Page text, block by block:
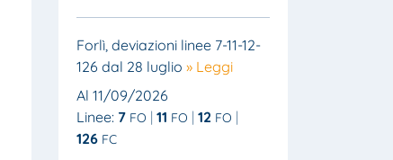
Forlì, deviazioni linee 7-11-12-
126 dal 28 luglio » Leggi
Al 11/09/2026
Linee: 7 FO 11 FO 12 FO
126 FC